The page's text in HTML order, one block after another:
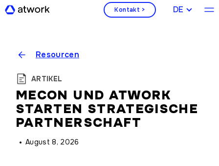
DEUTSCH
Kontakt >
Resourcen
ARTIKEL
MECON UND ATWORK
STARTEN STRATEGISCHE
PARTNERSCHAFT
August 8, 2026